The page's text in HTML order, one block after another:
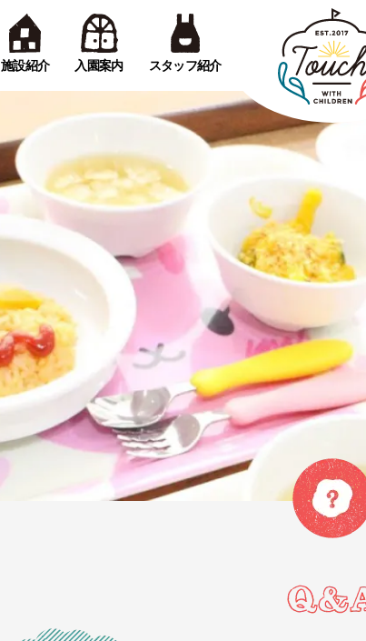
施設紹介 入園案内 スタッフ紹介